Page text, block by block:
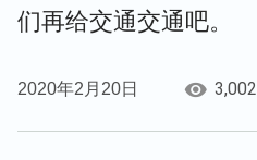
们再给交通交通吧。
2020年2月20日 3,002